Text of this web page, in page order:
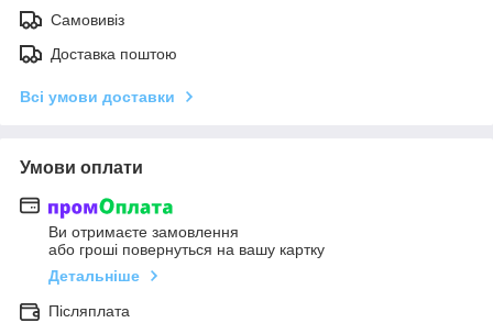
Самовивіз
Доставка поштою
Всі умови доставки
Умови оплати
Ви отримаєте замовлення
або гроші повернуться на вашу картку
Детальніше
Післяплата